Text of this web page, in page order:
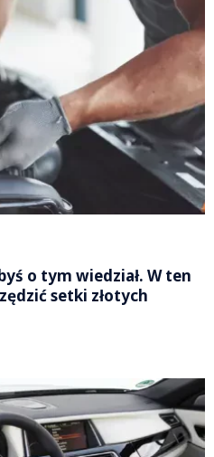
o tym wiedział. W ten
setki złotych